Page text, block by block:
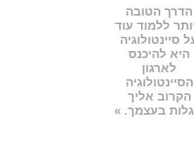
הדרך הטובה
ללמוד עוד
סיינטולוגיה
היא להיכנס
לארגון
הסיינטולוגיה
הקרוב אליך
בעצמך. »